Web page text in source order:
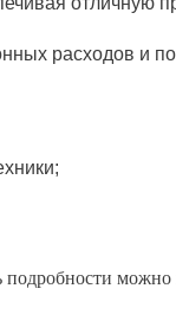
расходов и
подробности можно